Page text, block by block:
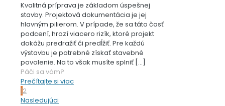
Kvalitná príprava je základom úspešnej
stavby. Projektová dokumentácia je jej
hlavným pilierom. V prípade, že sa táto časť
podcení, hrozí viacero rizík, ktoré projekt
dokážu predražiť či predĺžiť. Pre každú
výstavbu je potrebné získať stavebné
povolenie. Na to však musíte splniť […]
Páči sa vám?
Prečítajte si viac
12
Nasledujúci